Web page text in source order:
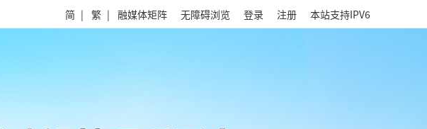
简 | 繁 | 融媒体矩阵 无障碍浏览 登录 注册 本站支持IPV6